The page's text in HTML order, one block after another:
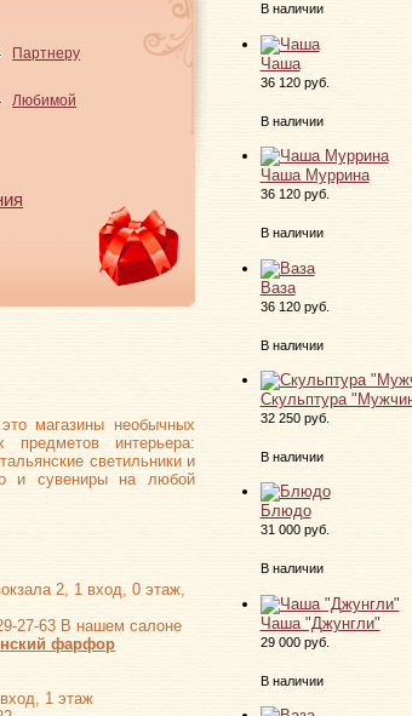
Партнеру
Любимой
магазины необычных
предметов интерьера:
светильники и
и сувениры на любой
2, 1 вход, 0 этаж,
27-63 В нашем салоне
фарфор
1 этаж
В наличии
Чаша
36 120 руб.
В наличии
Чаша Муррина
36 120 руб.
В наличии
Ваза
36 120 руб.
В наличии
Скульптура
32 250 руб.
В наличии
Блюдо
31 000 руб.
В наличии
Чаша "Джунгли"
29 000 руб.
В наличии